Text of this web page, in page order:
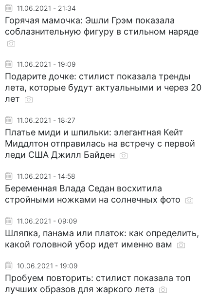
11.06.2021 - 21:34
Горячая мамочка: Эшли Грэм показала
соблазнительную фигуру в стильном наряде
11.06.2021 - 19:09
Подарите дочке: стилист показала тренды
лета, которые будут актуальными и через 20
лет
11.06.2021 - 18:27
Платье миди и шпильки: элегантная Кейт
Миддлтон отправилась на встречу с первой
леди США Джилл Байден
11.06.2021 - 14:58
Беременная Влада Седан восхитила
стройными ножками на солнечных фото
11.06.2021 - 09:09
Шляпка, панама или платок: как определить,
какой головной убор идет именно вам
10.06.2021 - 19:09
Пробуем повторить: стилист показала топ
лучших образов для жаркого лета